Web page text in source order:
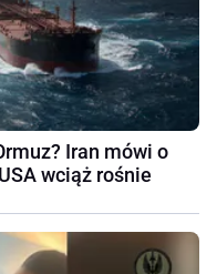
Iran mówi o
wciąż rośnie